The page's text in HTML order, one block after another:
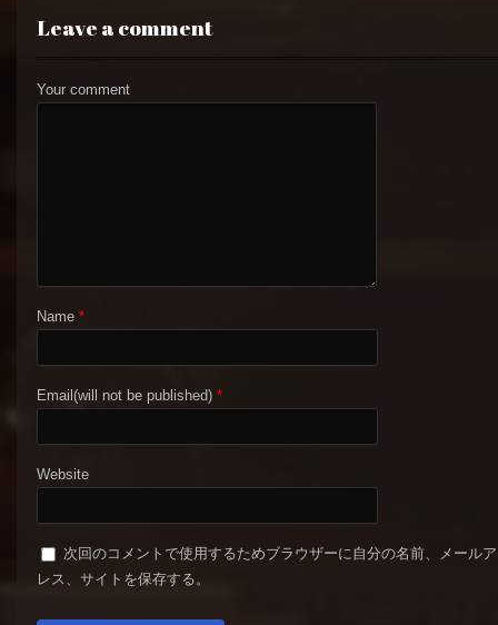
Leave a comment
Your comment
Name *
Email(will not be published) *
Website
次回のコメントで使用するためブラウザーに自分の名前、メール
レス、サイトを保存する。